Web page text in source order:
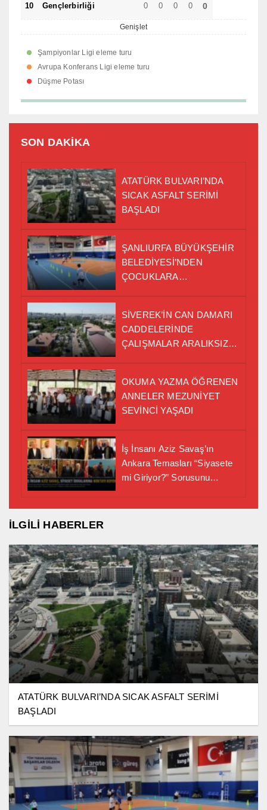
10 Gençlerbirliği 0 0 0 0 0
Genişlet
Şampiyonlar Ligi eleme turu
Avrupa Konferans Ligi eleme turu
Düşme Potası
SON DAKİKA
ATATÜRK BULVARI’NDA
SICAK ASFALT SERİMİ
BAŞLADI
ŞANLIURFA BÜYÜKŞEHİR
BELEDİYESİ’NDEN
ÇOCUKLARA
SİVEREK’İN CAN DAMARI
CADDELERİNDE
ÇALIŞMALAR ARALIKSIZ
OKUMA YAZMA ÖĞRENEN
ANNELER MEZUNİYET
SEVİNCİ YAŞADI
İş İnsanı Aziz Savaş’ın
Ankara Temasları “Siyasete
mi Giriyor?” Sorusunu
İLGİLİ HABERLER
ATATÜRK BULVARI’NDA SICAK ASFALT SERİMİ
BAŞLADI